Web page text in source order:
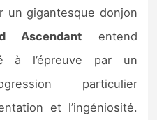
un gigantesque donjon
Ascendant entend
à l’épreuve par un
particulier
et l’ingéniosité.